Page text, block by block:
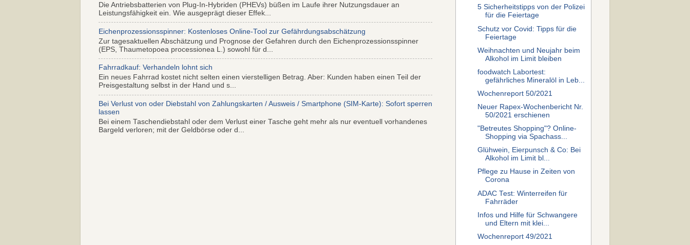
Die Antriebsbatterien von Plug-In-Hybriden (PHEVs) büßen im Laufe ihrer Nutzungsdauer an
Leistungsfähigkeit ein. Wie ausgeprägt dieser Effek...
Eichenprozessionsspinner: Kostenloses Online-Tool zur Gefährdungsabschätzung
Zur tagesaktuellen Abschätzung und Prognose der Gefahren durch den Eichenprozessionsspinner
(EPS, Thaumetopoea processionea L.) sowohl für d...
Fahrradkauf: Verhandeln lohnt sich
Ein neues Fahrrad kostet nicht selten einen vierstelligen Betrag. Aber: Kunden haben einen Teil der
Preisgestaltung selbst in der Hand und s...
Bei Verlust von oder Diebstahl von Zahlungskarten / Ausweis / Smartphone (SIM-Karte): Sofort sperren
lassen
Bei einem Taschendiebstahl oder dem Verlust einer Tasche geht mehr als nur eventuell vorhandenes
Bargeld verloren; mit der Geldbörse oder d...
5 Sicherheitstipps von der Polizei
für die Feiertage
Schutz vor Covid: Tipps für die
Feiertage
Weihnachten und Neujahr beim
Alkohol im Limit bleiben
foodwatch Labortest:
gefährliches Mineralöl in Leb...
Wochenreport 50/2021
Neuer Rapex-Wochenbericht Nr.
50/2021 erschienen
"Betreutes Shopping"? Online-
Shopping via Spachass...
Glühwein, Eierpunsch & Co: Bei
Alkohol im Limit bl...
Pflege zu Hause in Zeiten von
Corona
ADAC Test: Winterreifen für
Fahrräder
Infos und Hilfe für Schwangere
und Eltern mit klei...
Wochenreport 49/2021